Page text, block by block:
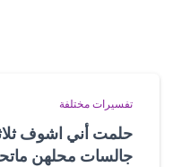
تفسيرات مختلفة
حلمت أني اشوف
جالسات محلهن